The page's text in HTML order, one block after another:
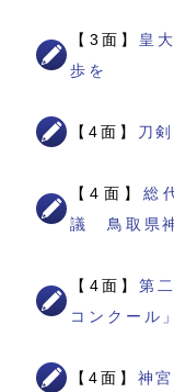
【3面】 皇
歩を
【4面】 刀
【4面】 総
議 鳥取県
【4面】第
コンクール
【4面】 神